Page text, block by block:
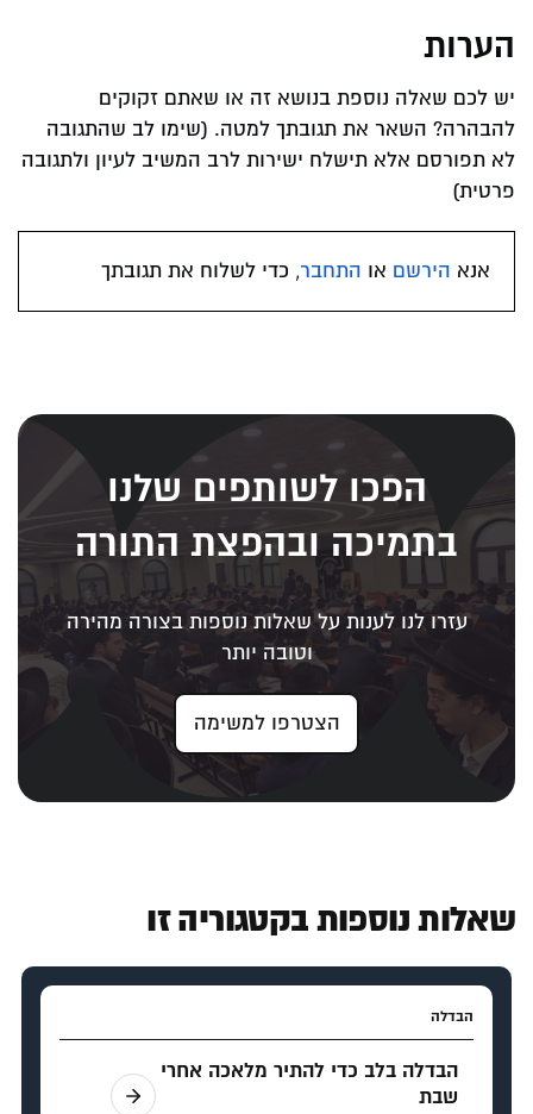
הערות
יש לכם שאלה נוספת בנושא זה או שאתם זקוקים
להבהרה? השאר את תגובתך למטה. (שימו לב שהתגובה
לא תפורסם אלא תישלח ישירות לרב המשיב לעיון ולתגובה
פרטית)
אנא הירשם או התחבר, כדי לשלוח את תגובתך
הפכו לשותפים שלנו
בתמיכה ובהפצת התורה
עזרו לנו לענות על שאלות נוספות בצורה מהירה
וטובה יותר
הצטרפו למשימה
שאלות נוספות בקטגוריה זו
הבדלה
הבדלה בלב כדי להתיר מלאכה אחרי
שבת